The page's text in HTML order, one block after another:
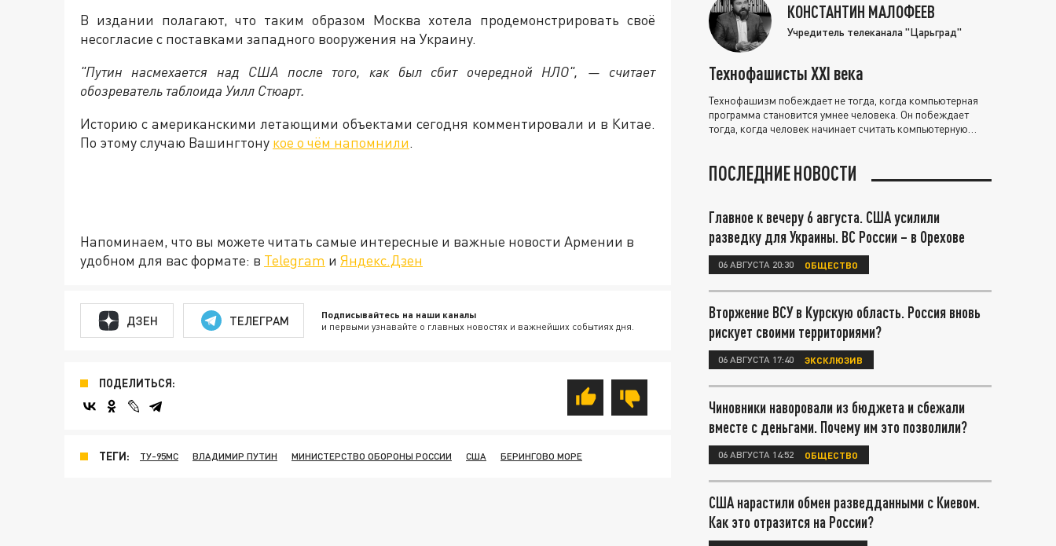
В издании полагают, что таким образом Москва хотела продемонстрировать своё
несогласие с поставками западного вооружения на Украину.
"Путин насмехается над США после того, как был сбит очередной НЛО", — считает
обозреватель таблоида Уилл Стюарт.
Историю с американскими летающими объектами сегодня комментировали и в Китае.
По этому случаю Вашингтону кое о чём напомнили.
Напоминаем, что вы можете читать самые интересные и важные новости Армении в
удобном для вас формате: в Telegram и Яндекс.Дзен
ДЗЕН ТЕЛЕГРАМ Подписывайтесь на наши каналы
и первыми узнавайте о главных новостях и важнейших событиях дня.
ПОДЕЛИТЬСЯ:
ТЕГИ: ТУ-95МС ВЛАДИМИР ПУТИН МИНИСТЕРСТВО ОБОРОНЫ РОССИИ США БЕРИНГОВО МОРЕ
КОНСТАНТИН МАЛОФЕЕВ
Учредитель телеканала "Царьград"
Технофашисты XXI века
Технофашизм побеждает не тогда, когда компьютерная
программа становится умнее человека. Он побеждает
тогда, когда человек начинает считать компьютерную
ПОСЛЕДНИЕ НОВОСТИ
Главное к вечеру 6 августа. США усилили
разведку для Украины. ВС России – в Орехове
06 АВГУСТА 20:30 ОБЩЕСТВО
Вторжение ВСУ в Курскую область. Россия вновь
рискует своими территориями?
06 АВГУСТА 17:40 ЭКСКЛЮЗИВ
Чиновники наворовали из бюджета и сбежали
вместе с деньгами. Почему им это позволили?
06 АВГУСТА 14:52 ОБЩЕСТВО
США нарастили обмен разведданными с Киевом.
Как это отразится на России?